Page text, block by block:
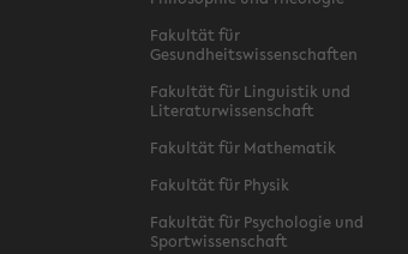
Fakultät für
Gesundheitswissenschaften
Fakultät für Linguistik und
Literaturwissenschaft
Fakultät für Mathematik
Fakultät für Physik
Fakultät für Psychologie und
Sportwissenschaft